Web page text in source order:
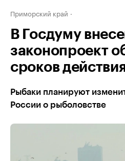
Приморский край
В Госдуму
законопроект
сроков
Рыбаки планируют
России о рыболовстве